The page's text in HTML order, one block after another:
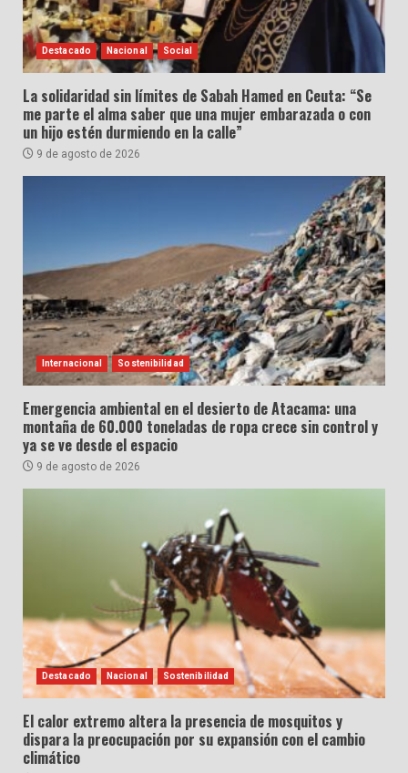
Destacado Nacional Social
La solidaridad sin límites de Sabah Hamed en Ceuta: “Se
me parte el alma saber que una mujer embarazada o con
un hijo estén durmiendo en la calle”
9 de agosto de 2026
Internacional Sostenibilidad
Emergencia ambiental en el desierto de Atacama: una
montaña de 60.000 toneladas de ropa crece sin control y
ya se ve desde el espacio
9 de agosto de 2026
Destacado Nacional Sostenibilidad
El calor extremo altera la presencia de mosquitos y
dispara la preocupación por su expansión con el cambio
climático